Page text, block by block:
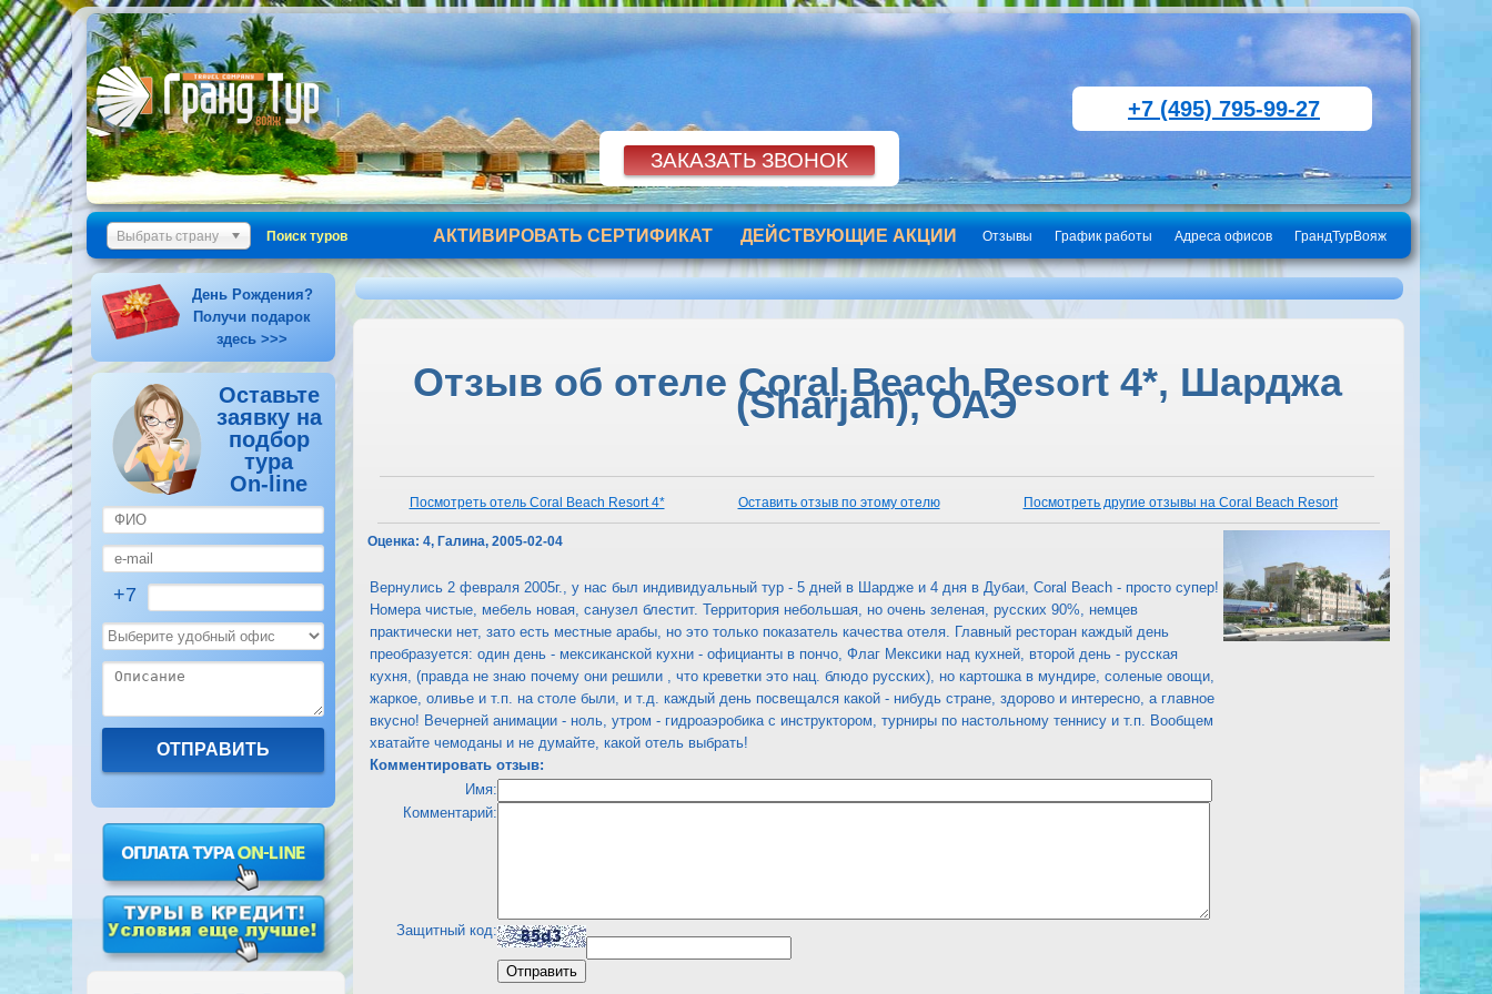
+7 (495) 795-99-27
Выбрать страну Поиск туров ГрандТурВояж
Адреса офисов
График работы
Отзывы
ДЕЙСТВУЮЩИЕ АКЦИИ
АКТИВИРОВАТЬ СЕРТИФИКАТ
День Рождения?
Получи подарок
здесь >>>
Оставьте
заявку на
подбор
тура
On-line
+7
Отзыв об отеле Coral Beach Resort 4*, Шарджа
(Sharjah), ОАЭ
Посмотреть отель Coral Beach Resort 4* Оставить отзыв по этому отелю Посмотреть другие отзывы на Coral Beach Resort
Оценка: 4, Галина, 2005-02-04
Вернулись 2 февраля 2005г., у нас был индивидуальный тур - 5 дней в Шардже и 4 дня в Дубаи, Coral Beach - просто супер!
Номера чистые, мебель новая, санузел блестит. Территория небольшая, но очень зеленая, русских 90%, немцев
практически нет, зато есть местные арабы, но это только показатель качества отеля. Главный ресторан каждый день
преобразуется: один день - мексиканской кухни - официанты в пончо, Флаг Мексики над кухней, второй день - русская
кухня, (правда не знаю почему они решили , что креветки это нац. блюдо русских), но картошка в мундире, соленые овощи,
жаркое, оливье и т.п. на столе были, и т.д. каждый день посвещался какой - нибудь стране, здорово и интересно, а главное
вкусно! Вечерней анимации - ноль, утром - гидроаэробика с инструктором, турниры по настольному теннису и т.п. Вообщем
хватайте чемоданы и не думайте, какой отель выбрать!
Комментировать отзыв:
Имя:
Комментарий:
Защитный код: